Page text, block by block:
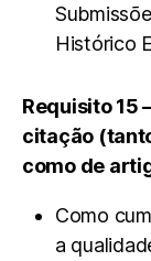
Histórico
Requisito 15
citação
como de
Como
a